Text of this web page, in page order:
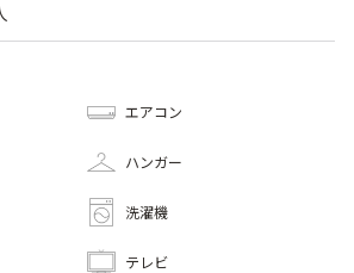
エアコン
ハンガー
洗濯機
テレビ